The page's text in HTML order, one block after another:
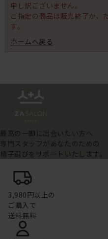
申し訳ございません。
ご指定の商品は販売終了か、
す。
ホームへ戻る
最高の一脚に出会いたい方へ
専門スタッフがあなたのための
椅子選びをサポートいたします。
3,980円以上の
ご購入で
送料無料